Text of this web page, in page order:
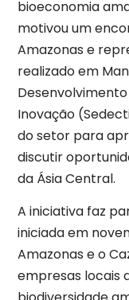
bioeconomia
motivou um
Amazonas e
realizado em
Inovação
do setor para
discutir
da Ásia Central.
A iniciativa faz
iniciada em
Amazonas e o
empresas locais